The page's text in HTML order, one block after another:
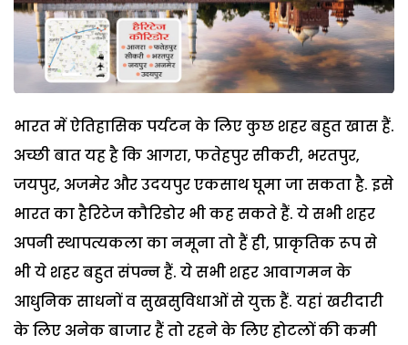
भारत में ऐतिहासिक पर्यटन के लिए कुछ शहर बहुत खास हैं.
अच्छी बात यह है कि आगरा, फतेहपुर सीकरी, भरतपुर,
जयपुर, अजमेर और उदयपुर एकसाथ घूमा जा सकता है. इसे
भारत का हैरिटेज कौरिडोर भी कह सकते हैं. ये सभी शहर
अपनी स्थापत्यकला का नमूना तो हैं ही, प्राकृतिक रूप से
भी ये शहर बहुत संपन्न हैं. ये सभी शहर आवागमन के
आधुनिक साधनों व सुखसुविधाओं से युक्त हैं. यहां खरीदारी
के लिए अनेक बाजार हैं तो रहने के लिए होटलों की कमी